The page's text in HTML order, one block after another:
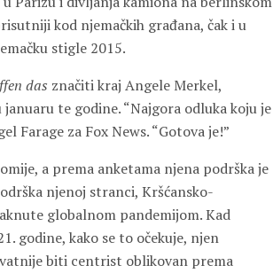
kod njemačkih građana, čak i u
stigle 2015.
das značiti kraj Angele Merkel,
te godine. “Najgora odluka koju je
Farage za Fox News. “Gotova je!”
a prema anketama njena podrška je
njenoj stranci, Kršćansko-
globalnom pandemijom. Kad
godine, kako se to očekuje, njen
biti centrist oblikovan prema